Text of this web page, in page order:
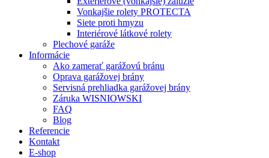
Vonkajšie rolety PROTECTA
Siete proti hmyzu
Interiérové látkové rolety
Plechové garáže
Informácie
Ako zamerať garážovú bránu
Oprava garážovej brány
Servisná prehliadka garážovej brány
Záruka WISNIOWSKI
FAQ
Blog
Referencie
Kontakt
E-shop